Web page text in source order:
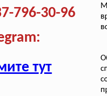
796-30-96
тут